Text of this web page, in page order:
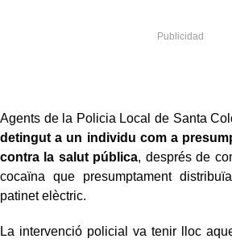
Agents de la Policia Local de Santa
detingut a un individu com a
contra la salut pública, després de
cocaïna que presumptament
patinet elèctric.
La intervenció policial va tenir lloc